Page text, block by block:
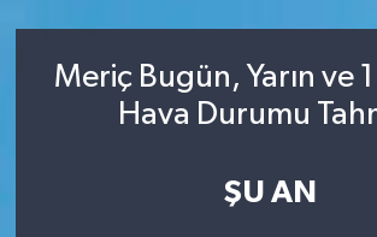
Meriç Bugün, Yarın ve
Hava Durumu
ŞU AN
Trafik Durumu
Süper Lig Puan Durumu ve